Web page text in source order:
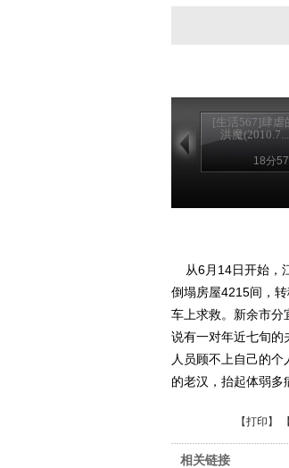
[生活567]肆虐
洪魔(2010.7...
18分
从6月14日开始，
倒塌房屋4215间，
车上求救。新余市分
说有一对年近七旬的
人员顾不上自己的
的老汉，抬起体弱多
【打印 】 【
相关链接